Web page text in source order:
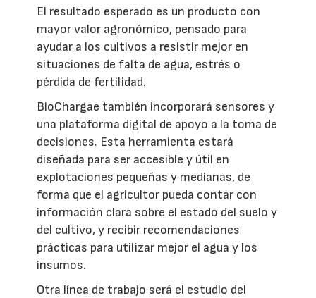
El resultado esperado es un producto con
mayor valor agronómico, pensado para
ayudar a los cultivos a resistir mejor en
situaciones de falta de agua, estrés o
pérdida de fertilidad.
BioChargae también incorporará sensores y
una plataforma digital de apoyo a la toma de
decisiones. Esta herramienta estará
diseñada para ser accesible y útil en
explotaciones pequeñas y medianas, de
forma que el agricultor pueda contar con
información clara sobre el estado del suelo y
del cultivo, y recibir recomendaciones
prácticas para utilizar mejor el agua y los
insumos.
Otra línea de trabajo será el estudio del